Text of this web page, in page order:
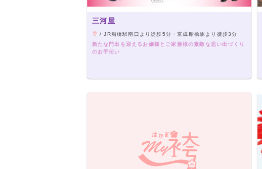
三河屋
/ JR船橋駅南口より徒歩5分・京成船橋駅より徒歩3分
新たな門出を迎えるお嬢様とご家族様の素敵な思い出づくり
のお手伝い